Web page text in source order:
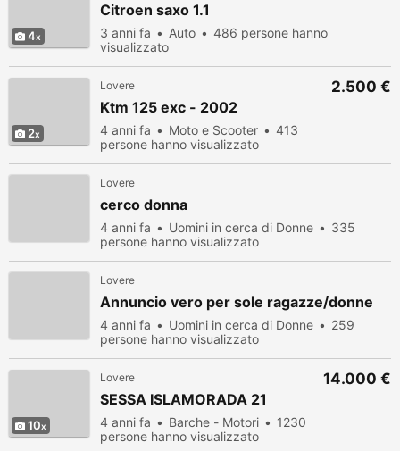
4
Citroen saxo 1.1
3 anni fa Auto
486 persone hanno
visualizzato
2
Lovere
Ktm 125 exc - 2002
4 anni fa Moto e Scooter
413
persone hanno visualizzato
2.500 €
Lovere
cerco donna
4 anni fa Uomini in cerca di Donne
335
persone hanno visualizzato
Lovere
Annuncio vero per sole ragazze/donne
4 anni fa Uomini in cerca di Donne
259
persone hanno visualizzato
10
Lovere
SESSA ISLAMORADA 21
4 anni fa Barche - Motori
1230
persone hanno visualizzato
14.000 €